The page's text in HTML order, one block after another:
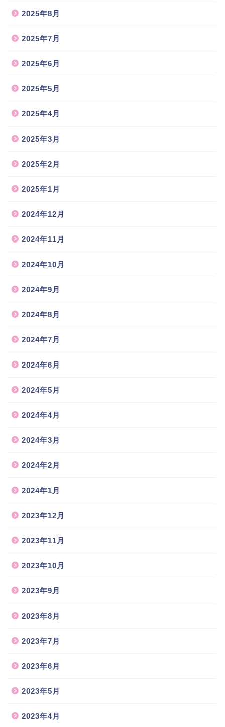
2025年8月
2025年7月
2025年6月
2025年5月
2025年4月
2025年3月
2025年2月
2025年1月
2024年12月
2024年11月
2024年10月
2024年9月
2024年8月
2024年7月
2024年6月
2024年5月
2024年4月
2024年3月
2024年2月
2024年1月
2023年12月
2023年11月
2023年10月
2023年9月
2023年8月
2023年7月
2023年6月
2023年5月
2023年4月